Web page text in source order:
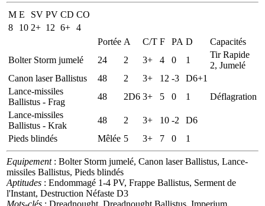
M E SV PV CD CO
8
10 2+ 12 6+ 4
Portée A C/T F PA D
Capacités
Bolter Storm jumelé
24 2 3+ 4 0 1
Tir Rapide
2, Jumelé
Canon laser Ballistus
48 2 3+ 12 -3
D6+1
Lance-missiles
Ballistus - Frag
48 2D6 3+ 5 0 1
Déflagration
Lance-missiles
Ballistus - Krak
48 2 3+ 10 -2
D6
Pieds blindés
Mêlée 5 3+ 7 0 1
Equipement: Bolter Storm jumelé, Canon laser Ballistus, Lance-
missiles Ballistus, Pieds blindés
Aptitudes : Endommagé 1-4 PV, Frappe Ballistus, Serment de
l'Instant, Destruction Néfaste D3
Mots-clés : Dreadnought, Dreadnought Ballistus, Imperium,